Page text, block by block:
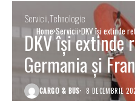
Home Servicii DKV își extinde
ServiciiTehnologie
DKV își extinde
Germania și
CARGO & BUS 8 DECEMBRIE